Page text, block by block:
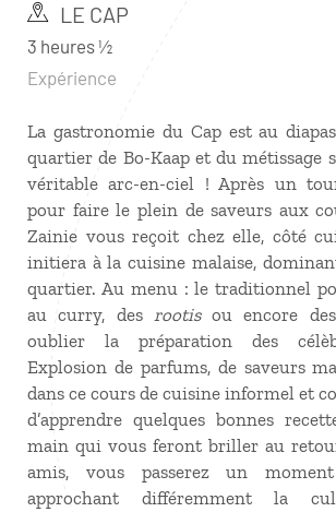
LE CAP
3 heures ½
Expérience
La gastronomie du Cap est au
quartier de Bo-Kaap et du métissage
véritable arc-en-ciel ! Après un
pour faire le plein de saveurs aux
Zainie vous reçoit chez elle, côté
initiera à la cuisine malaise,
quartier. Au menu : le traditionnel
au curry, des rootisou encore des
oublier la préparation des
Explosion de parfums, de saveurs
dans ce cours de cuisine informel et
d’apprendre quelques bonnes
main qui vous feront briller au
amis, vous passerez un
approchant différemment la